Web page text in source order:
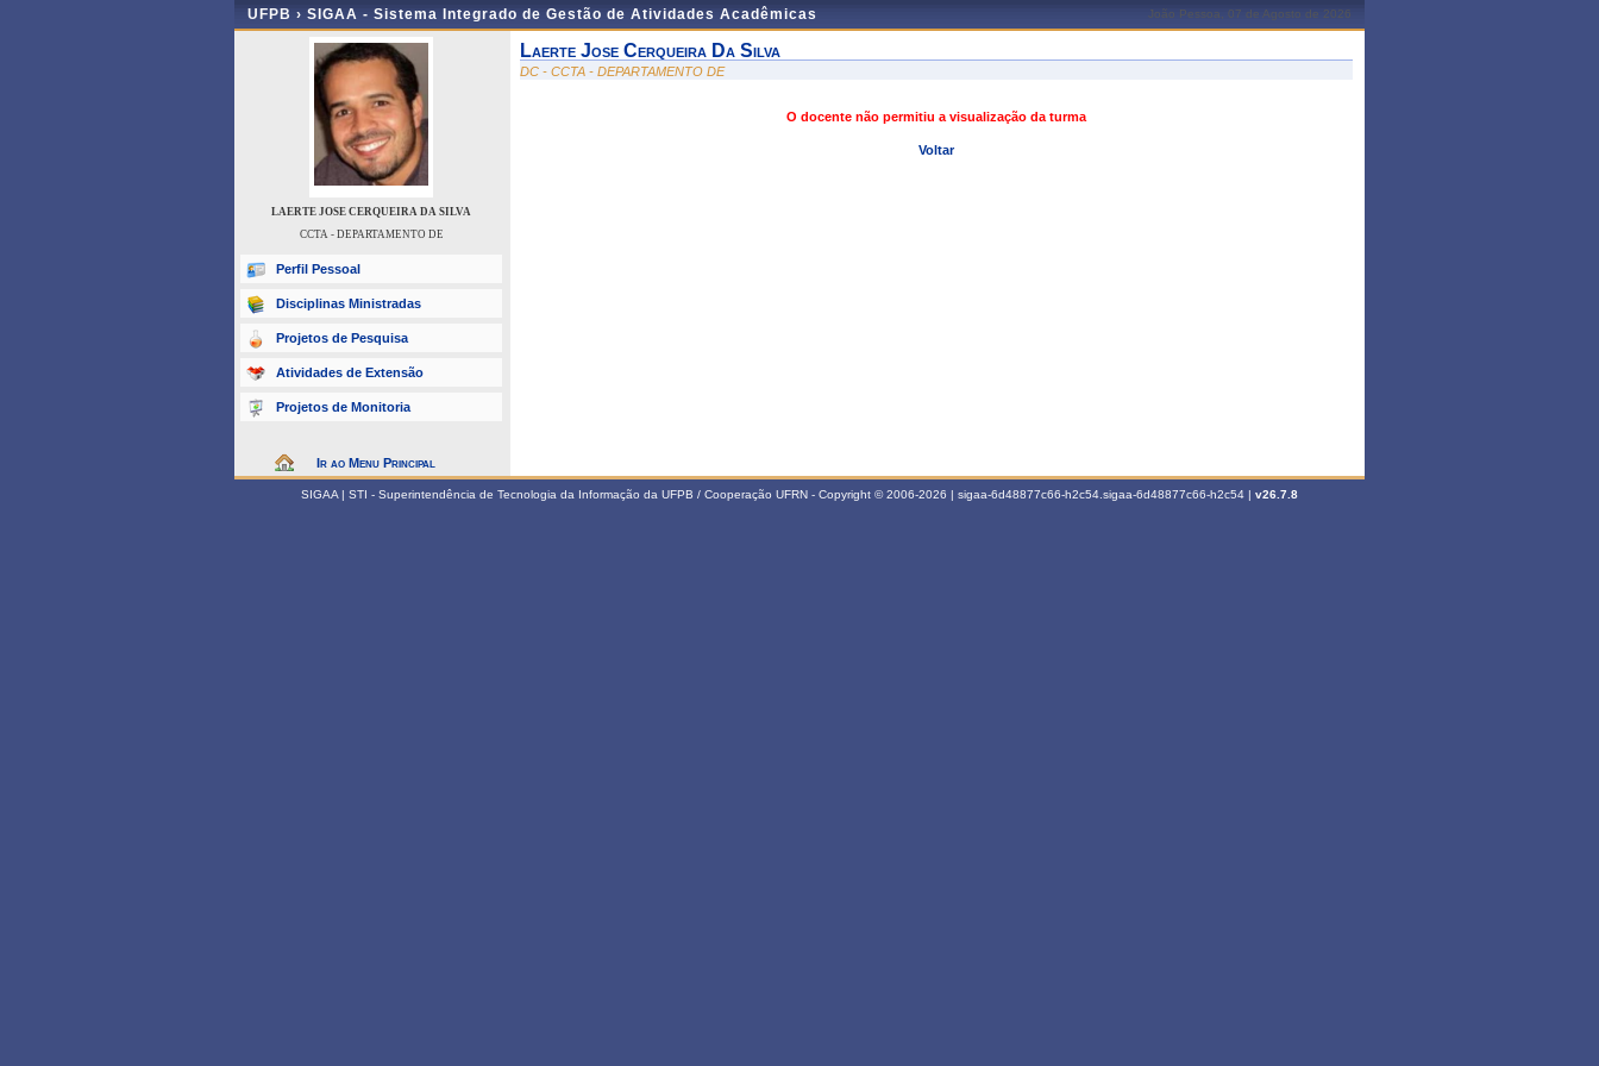
UFPB › SIGAA - Sistema Integrado de Gestão de Atividades Acadêmicas João Pessoa, 07 de Agosto de 2026
LAERTE JOSE CERQUEIRA DA SILVA
CCTA - DEPARTAMENTO DE
Perfil Pessoal
Disciplinas Ministradas
Projetos de Pesquisa
Atividades de Extensão
Projetos de Monitoria
Ir ao Menu Principal
Laerte Jose Cerqueira Da Silva
DC - CCTA - DEPARTAMENTO DE
O docente não permitiu a visualização da turma
Voltar
SIGAA | STI - Superintendência de Tecnologia da Informação da UFPB / Cooperação UFRN - Copyright © 2006-2026 | sigaa-6d48877c66-h2c54.sigaa-6d48877c66-h2c54 | v26.7.8